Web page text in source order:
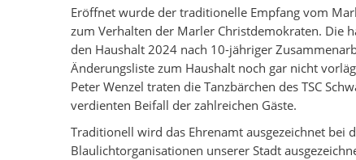
Eröffnet wurde der traditionelle Empfang vom
zum Verhalten der Marler Christdemokraten. Die
den Haushalt 2024 nach 10-jähriger
Änderungsliste zum Haushalt noch gar nicht
Peter Wenzel traten die Tanzbärchen des TSC
verdienten Beifall der zahlreichen Gäste.
Traditionell wird das Ehrenamt ausgezeichnet bei
Blaulichtorganisationen unserer Stadt